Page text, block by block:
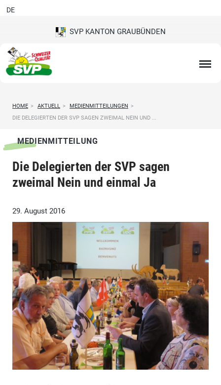
SVP KANTON GRAUBÜNDEN
DE
HOME > AKTUELL > MEDIENMITTEILUNGEN >
DIE DELEGIERTEN DER SVP SAGEN ZWEIMAL NEIN UND ...
MEDIENMITTEILUNG
Die Delegierten der SVP sagen
zweimal Nein und einmal Ja
29. August 2016